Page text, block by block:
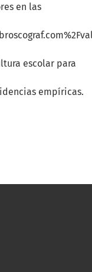
en las
escolar para
empíricas.